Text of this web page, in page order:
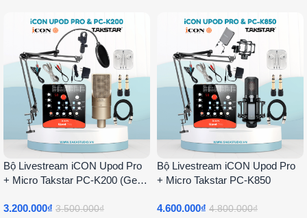
Bộ Livestream iCON Upod Pro
+ Micro Takstar PC-K200 (Gen
3.200.000₫ 3.500.000₫
Bộ Livestream iCON Upod Pro
+ Micro Takstar PC-K850
4.600.000₫ 4.800.000₫